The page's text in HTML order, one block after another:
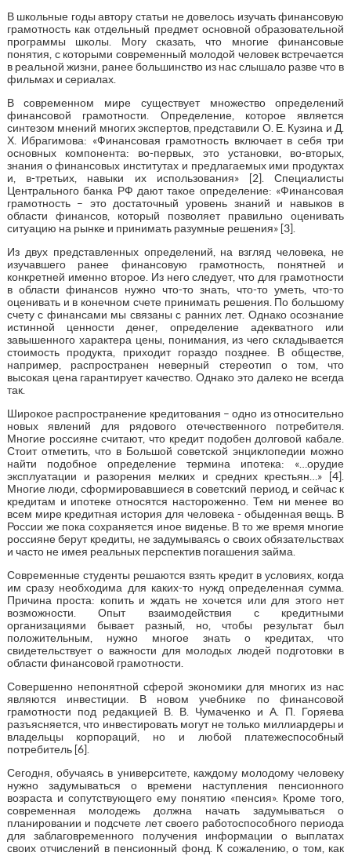
В школьные годы автору статьи не довелось изучать финансовую
грамотность как отдельный предмет основной образовательной
программы школы. Могу сказать, что многие финансовые
понятия, с которыми современный молодой человек встречается
в реальной жизни, ранее большинство из нас слышало разве что в
фильмах и сериалах.
В современном мире существует множество определений
финансовой грамотности. Определение, которое является
синтезом мнений многих экспертов, представили О. Е. Кузина и Д.
Х. Ибрагимова: «Финансовая грамотность включает в себя три
основных компонента: во-первых, это установки, во-вторых,
знания о финансовых институтах и предлагаемых ими продуктах
и, в-третьих, навыки их использования» [2]. Специалисты
Центрального банка РФ дают такое определение: «Финансовая
грамотность – это достаточный уровень знаний и навыков в
области финансов, который позволяет правильно оценивать
ситуацию на рынке и принимать разумные решения» [3].
Из двух представленных определений, на взгляд человека, не
изучавшего ранее финансовую грамотность, понятней и
конкретней именно второе. Из него следует, что для грамотности
в области финансов нужно что-то знать, что-то уметь, что-то
оценивать и в конечном счете принимать решения. По большому
счету с финансами мы связаны с ранних лет. Однако осознание
истинной ценности денег, определение адекватного или
завышенного характера цены, понимания, из чего складывается
стоимость продукта, приходит гораздо позднее. В обществе,
например, распространен неверный стереотип о том, что
высокая цена гарантирует качество. Однако это далеко не всегда
так.
Широкое распространение кредитования – одно из относительно
новых явлений для рядового отечественного потребителя.
Многие россияне считают, что кредит подобен долговой кабале.
Стоит отметить, что в Большой советской энциклопедии можно
найти подобное определение термина ипотека: «…орудие
эксплуатации и разорения мелких и средних крестьян…» [4].
Многие люди, сформировавшиеся в советский период, и сейчас к
кредитам и ипотеке относятся настороженно. Тем ни менее во
всем мире кредитная история для человека - обыденная вещь. В
России же пока сохраняется иное виденье. В то же время многие
россияне берут кредиты, не задумываясь о своих обязательствах
и часто не имея реальных перспектив погашения займа.
Современные студенты решаются взять кредит в условиях, когда
им сразу необходима для каких-то нужд определенная сумма.
Причина проста: копить и ждать не хочется или для этого нет
возможности. Опыт взаимодействия с кредитными
организациями бывает разный, но, чтобы результат был
положительным, нужно многое знать о кредитах, что
свидетельствует о важности для молодых людей подготовки в
области финансовой грамотности.
Совершенно непонятной сферой экономики для многих из нас
являются инвестиции. В новом учебнике по финансовой
грамотности под редакцией В. В. Чумаченко и А. П. Горяева
разъясняется, что инвестировать могут не только миллиардеры и
владельцы корпораций, но и любой платежеспособный
потребитель [6].
Сегодня, обучаясь в университете, каждому молодому человеку
нужно задумываться о времени наступления пенсионного
возраста и сопутствующего ему понятию «пенсия». Кроме того,
современная молодежь должна начать задумываться о
планировании и подсчете лет своего работоспособного периода
для заблаговременного получения информации о выплатах
своих отчислений в пенсионный фонд. К сожалению, о том, как